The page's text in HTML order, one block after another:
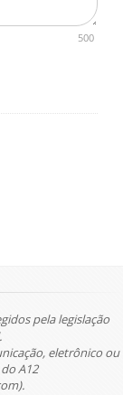
500
pela legislação
eletrônico ou
A12